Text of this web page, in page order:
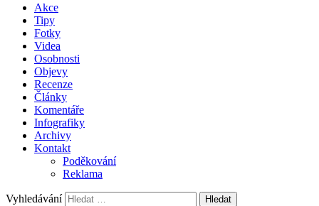
Akce
Tipy
Fotky
Videa
Osobnosti
Objevy
Recenze
Články
Komentáře
Infografiky
Archivy
Kontakt
Poděkování
Reklama
Vyhledávání